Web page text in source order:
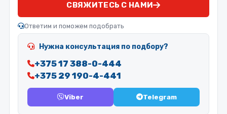
СВЯЖИТЕСЬ С НАМИ
Ответим и поможем подобрать
Нужна консультация по подбору?
+375 17 388-0-444
+375 29 190-4-441
Viber Telegram